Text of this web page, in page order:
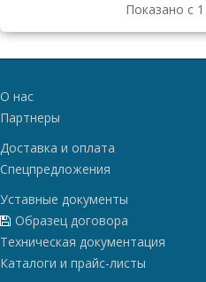
Показано с
О нас
Партнеры
Доставка и оплата
Спецпредложения
Уставные документы
Образец договора
Техническая документация
Каталоги и прайс-листы